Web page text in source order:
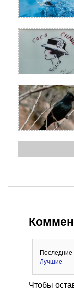
Последние
Лучшие
Чтобы